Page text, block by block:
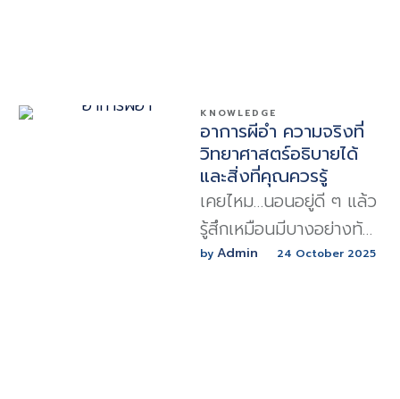
KNOWLEDGE
อาการผีอำ ความจริงที่
วิทยาศาสตร์อธิบายได้
และสิ่งที่คุณควรรู้
เคยไหม…นอนอยู่ดี ๆ แล้ว
รู้สึกเหมือนมีบางอย่างทับ
อยู่บนอก ขยับตัวไม่ได้
by Admin 24 October 2025